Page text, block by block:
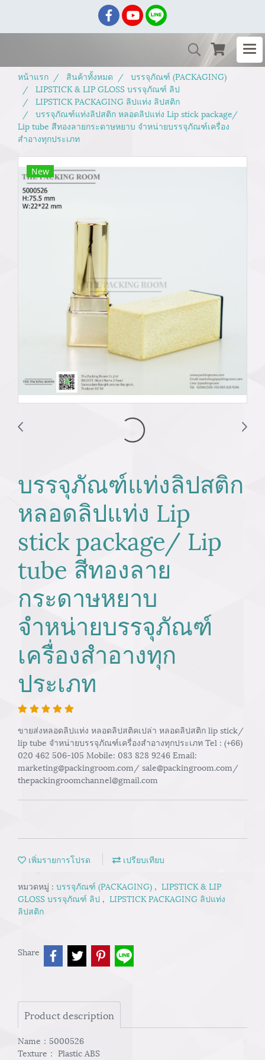
หน้าแรก สินค้าทั้งหมด
บรรจุภัณฑ์ (PACKAGING)
LIPSTICK & LIP GLOSS บรรจุภัณฑ์ ลิป
LIPSTICK PACKAGING ลิปแท่ง ลิปสติก
บรรจุภัณฑ์แท่งลิปสติก หลอดลิปแท่ง Lip stick package/
Lip tube สีทองลายกระดาษหยาบ จำหน่ายบรรจุภัณฑ์เครื่อง
สำอางทุกประเภท
New
บรรจุภัณฑ์แท่งลิปสติก
หลอดลิปแท่ง Lip
stick package/ Lip
tube สีทองลาย
กระดาษหยาบ
จำหน่ายบรรจุภัณฑ์
เครื่องสำอางทุก
ประเภท
ขายส่งหลอดลิปแท่ง หลอดลิปสติคเปล่า หลอดลิปสติก lip stick/
lip tube จำหน่ายบรรจุภัณฑ์เครื่องสำอางทุกประเภท Tel : (+66)
020 462 506-105 Mobile: 083 828 9246 Email:
marketing@packingroom.com/ sale@packingroom.com/
thepackingroomchannel@gmail.com
เพิ่มรายการโปรด เปรียบเทียบ
หมวดหมู่ : บรรจุภัณฑ์ (PACKAGING) , LIPSTICK & LIP
GLOSS บรรจุภัณฑ์ ลิป , LIPSTICK PACKAGING ลิปแท่ง
ลิปสติก
Share
Product description
Name：5000526
Texture： Plastic ABS